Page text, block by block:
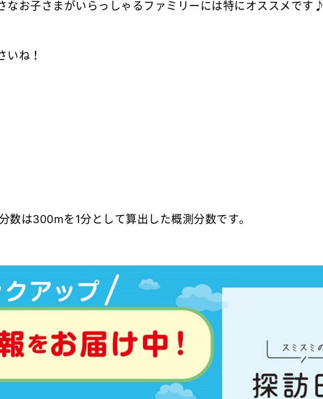
お子さまがいらっしゃるファミリーには特にオススメです♪
いね！
は300mを1分として算出した概測分数です。